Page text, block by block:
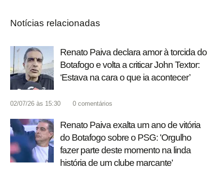
Notícias relacionadas
Renato Paiva declara amor à torcida do
Botafogo e volta a criticar John Textor:
‘Estava na cara o que ia acontecer’
02/07/26 às 15:30 0 comentários
Renato Paiva exalta um ano de vitória
do Botafogo sobre o PSG: 'Orgulho
fazer parte deste momento na linda
história de um clube marcante'